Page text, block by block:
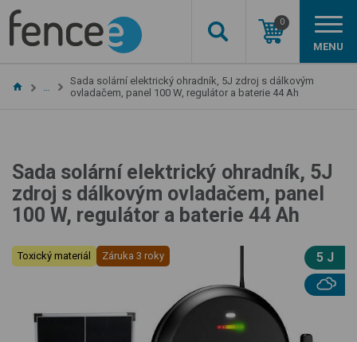
0
MENU
…
Sada solární elektrický ohradník, 5J zdroj s dálkovým
ovladačem, panel 100 W, regulátor a baterie 44 Ah
Sada solární elektrický ohradník, 5J
zdroj s dálkovým ovladačem, panel
100 W, regulátor a baterie 44 Ah
Toxický materiál Záruka 3 roky 5 J